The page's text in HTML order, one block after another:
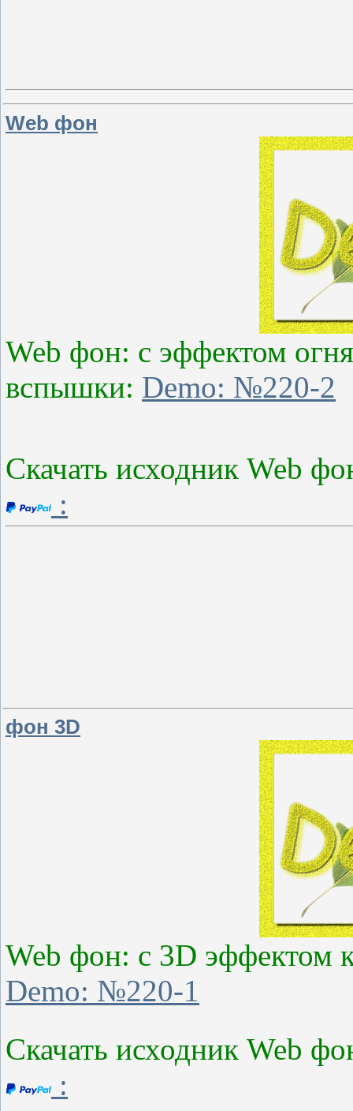
Web фон
Web фон: с эффектом
вспышки: Demo: №220-2
Скачать исходник Web
:
фон 3D
Web фон: с 3D эффектом
Demo: №220-1
Скачать исходник Web
: